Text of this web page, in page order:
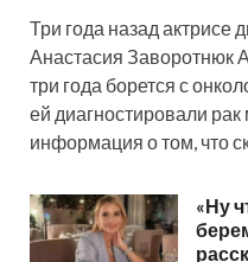
Три года назад актрисе
Анастасия Заворотнюк
три года борется с
ей диагностировали
информация о том, что
«Ну